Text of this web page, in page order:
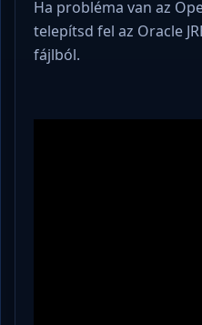
Ha probléma van az
telepítsd fel az Oracle
fájlból.